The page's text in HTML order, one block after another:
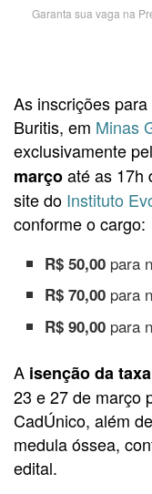
Garanta sua vaga na
As inscrições
Buritis, em Minas
exclusivamente
marçoaté as 17h
site do Instituto
conforme o cargo:
R$ 50,00 para
R$ 70,00 para
R$ 90,00 para
A isenção da taxa
23 e 27 de março
CadÚnico, além
medula óssea,
edital.